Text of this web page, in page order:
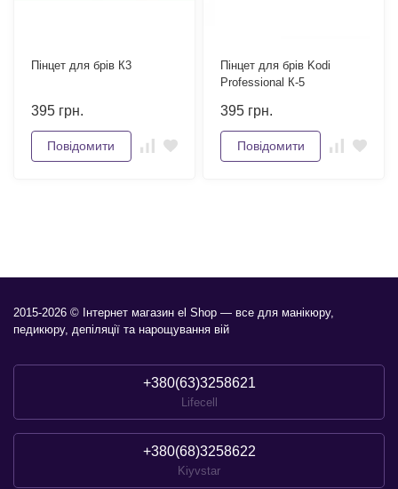
Пінцет для брів К3
395 грн.
Повідомити
Пінцет для брів Kodi
Professional К-5
395 грн.
Повідомити
2015-2026 © Інтернет магазин el Shop — все для манікюру,
педикюру, депіляції та нарощування вій
+380(63)3258621
Lifecell
+380(68)3258622
Kiyvstar